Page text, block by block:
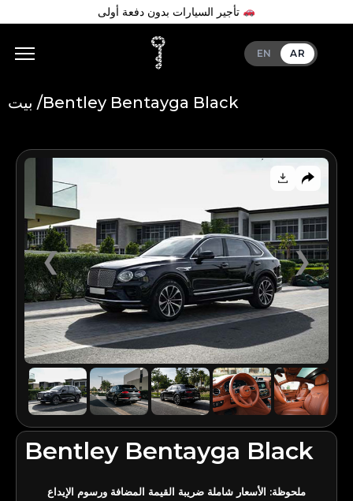
EN AR
بيت /Bentley Bentayga Black
❮ ❯
Bentley Bentayga Black
ملحوظة: الأسعار شاملة ضريبة القيمة المضافة ورسوم الإيداع